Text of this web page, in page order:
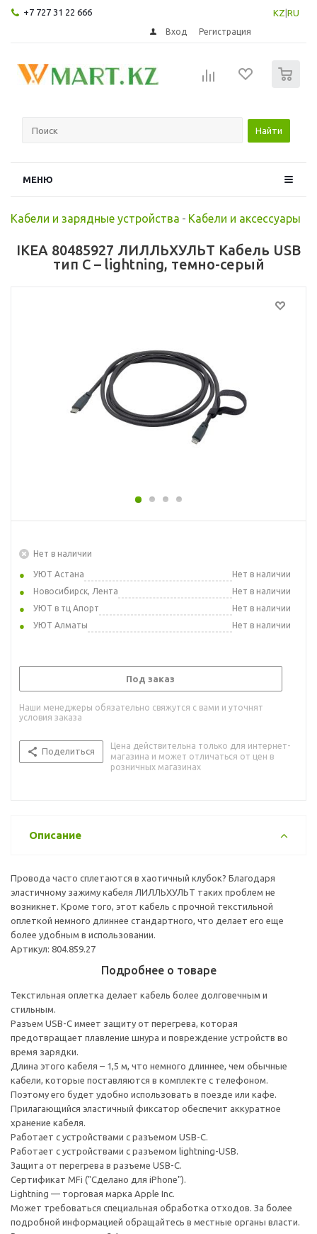
+7 727 31 22 666 KZ RU
Вход Регистрация
Найти
МЕНЮ
Кабели и зарядные устройства - Кабели и аксессуары
IKEA 80485927 ЛИЛЛЬХУЛЬТ Кабель USB
тип C – lightning, темно-серый
Нет в наличии
УЮТ Астана
Нет в наличии
Новосибирск, Лента
Нет в наличии
УЮТ в тц Апорт
Нет в наличии
УЮТ Алматы
Нет в наличии
Под заказ
Наши менеджеры обязательно свяжутся с вами и уточнят
условия заказа
Поделиться
Цена действительна только для интернет-
магазина и может отличаться от цен в
розничных магазинах
Описание
Провода часто сплетаются в хаотичный клубок? Благодаря
эластичному зажиму кабеля ЛИЛЛЬХУЛЬТ таких проблем не
возникнет. Кроме того, этот кабель с прочной текстильной
оплеткой немного длиннее стандартного, что делает его еще
более удобным в использовании.
Артикул: 804.859.27
Подробнее о товаре
Текстильная оплетка делает кабель более долговечным и
стильным.
Разъем USB-C имеет защиту от перегрева, которая
предотвращает плавление шнура и повреждение устройств во
время зарядки.
Длина этого кабеля – 1,5 м, что немного длиннее, чем обычные
кабели, которые поставляются в комплекте с телефоном.
Поэтому его будет удобно использовать в поезде или кафе.
Прилагающийся эластичный фиксатор обеспечит аккуратное
хранение кабеля.
Работает с устройствами с разъемом USB-C.
Работает с устройствами с разъемом lightning-USB.
Защита от перегрева в разъеме USB-C.
Сертификат MFi ("Сделано для iPhone").
Lightning — торговая марка Apple Inc.
Может требоваться специальная обработка отходов. За более
подробной информацией обращайтесь в местные органы власти.